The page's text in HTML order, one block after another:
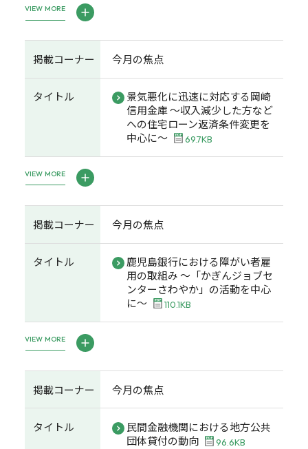
VIEW MORE
掲載コーナー 今月の焦点
タイトル
景気悪化に迅速に対応する岡崎
信用金庫 ～収入減少した方など
への住宅ローン返済条件変更を
中心に～
69.7KB
VIEW MORE
掲載コーナー 今月の焦点
タイトル
鹿児島銀行における障がい者雇
用の取組み ～「かぎんジョブセ
ンターさわやか」の活動を中心
に～
110.1KB
VIEW MORE
掲載コーナー 今月の焦点
タイトル
民間金融機関における地方公共
団体貸付の動向
96.6KB